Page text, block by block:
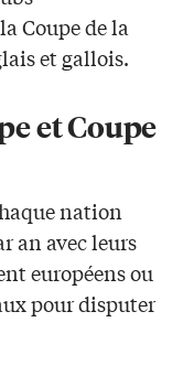
Coupe de la
et gallois.
et Coupe
nation
an avec leurs
européens ou
pour disputer